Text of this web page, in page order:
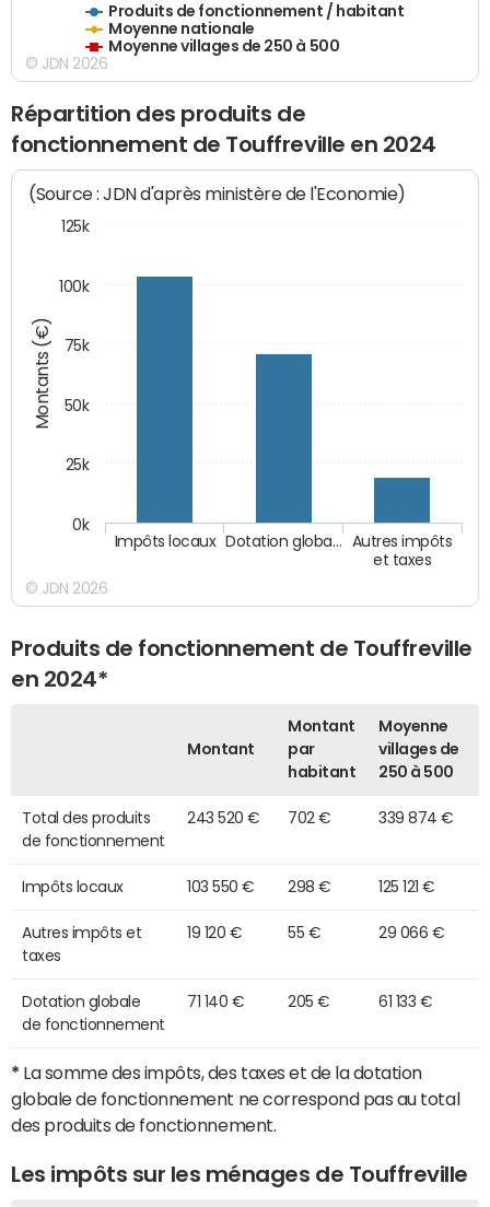
Produits de fonctionnement / habitant
Moyenne nationale
Moyenne villages de 250 à 500
© JDN 2026
Répartition des produits de
fonctionnement de Touffreville en 2024
Montants (€)
(Source : JDN d'après ministère de l'Economie)
Autres impôts
et taxes
Dotation globa…
Impôts locaux
0k
25k
50k
75k
100k
125k
© JDN 2026
Produits de fonctionnement de Touffreville
en 2024*
Montant
Montant
par
habitant
Moyenne
villages de
250 à 500
Total des produits
de fonctionnement
243 520 € 702 € 339 874 €
Impôts locaux 103 550 € 298 € 125 121 €
Autres impôts et
taxes
19 120 € 55 € 29 066 €
Dotation globale
de fonctionnement
71 140 € 205 € 61 133 €
* La somme des impôts, des taxes et de la dotation
globale de fonctionnement ne correspond pas au total
des produits de fonctionnement.
Les impôts sur les ménages de Touffreville